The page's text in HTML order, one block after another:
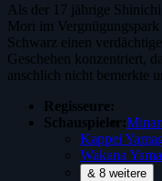
Als der 17 jährige
Mori im
Schwarz einen
Geschehen konzentriert,
anschlich nicht bemerkte
Regisseure:
Schauspieler:
Kappei
Wakana
& 8 weitere